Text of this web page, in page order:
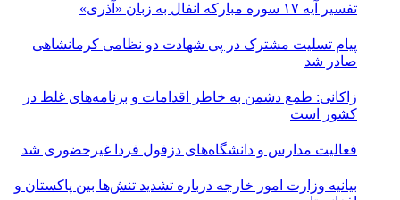
تفسیر آیه ۱۷ سوره مبارکه انفال به زبان «آذری»
پیام تسلیت مشترک در پی شهادت دو نظامی کرمانشاهی
صادر شد
زاکانی: طمع دشمن به خاطر اقدامات و برنامه‌های غلط در
کشور است
فعالیت مدارس و دانشگاه‌های دزفول فردا غیرحضوری شد
بیانیه وزارت امور خارجه درباره تشدید تنش‌ها بین پاکستان و